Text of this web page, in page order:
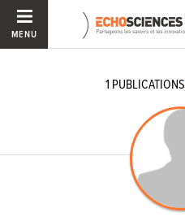
MENU
1 PUBLICATIONS